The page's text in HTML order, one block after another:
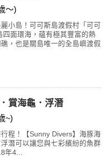
～)
小島！可可斯島渡假村「可可
四面環海，蘊有極其豐富的熱
，也是關島唯一的全島嶼渡假
賞海龜．浮潛
~)
程！【Sunny Divers】海豚海
潛可以讓您與七彩繽紛的魚群
年4...